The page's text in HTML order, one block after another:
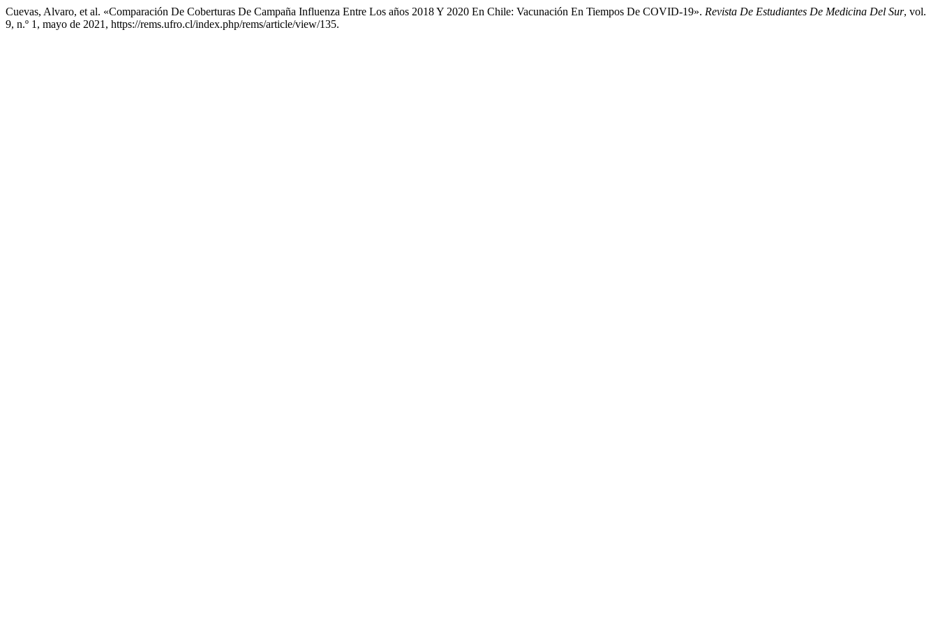
Cuevas, Alvaro, et al. «Comparación De Coberturas De Campaña Influenza Entre Los años 2018 Y 2020 En Chile: Vacunación En Tiempos De COVID-19». Revista De Estudiantes De Medicina Del Sur, vol.
9, n.º 1, mayo de 2021, https://rems.ufro.cl/index.php/rems/article/view/135.